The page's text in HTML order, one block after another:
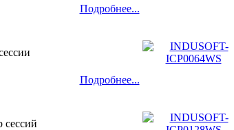
Подробнее...
Подробнее...
сессий